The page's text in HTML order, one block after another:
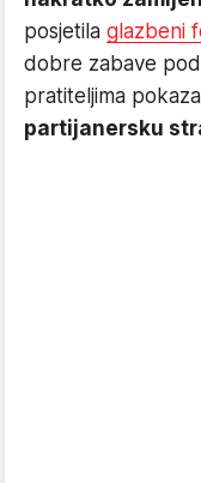
posjetila glazbeni
dobre zabave
pratiteljima
partijanersku